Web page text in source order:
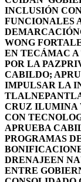
INCLUSIÓN
FUNCIONALES
DEMARCACIÓN
WONG
EN TECÁMAC
POR LA PAZ
CABILDO;
IMPULSAR LA
CRUZ ILUMINA
CON
APRUEBA
PROGRAMAS
DRENAJEEN
ENTRE